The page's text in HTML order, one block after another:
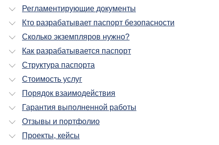
Регламентирующие документы
Кто разрабатывает паспорт безопасности
Сколько экземпляров нужно?
Как разрабатывается паспорт
Структура паспорта
Стоимость услуг
Порядок взаимодействия
Гарантия выполненной работы
Отзывы и портфолио
Проекты, кейсы